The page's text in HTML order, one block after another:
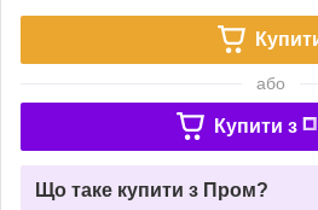
або
Купити з
Що таке купити з Пром?